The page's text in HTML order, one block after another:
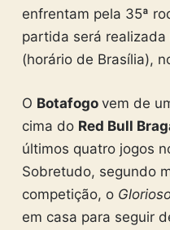
enfrentam pela 35ª
partida será
(horário de Brasília),
O Botafogo vem de
cima do Red Bull
últimos quatro jogos
Sobretudo, segundo
competição, o
em casa para seguir